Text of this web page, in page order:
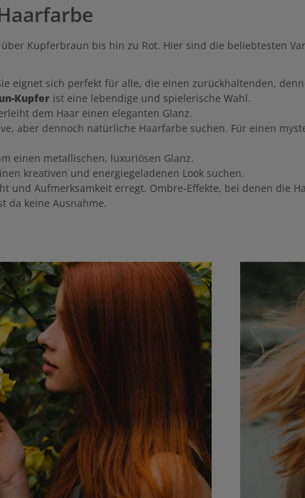
Kupferbraun bis hin zu Rot. Hier sind die beliebtesten
eignet sich perfekt für alle, die einen zurückhaltenden,
Kupfer ist eine lebendige und spielerische Wahl.
dem Haar einen eleganten Glanz.
aber dennoch natürliche Haarfarbe suchen. Für einen
einen metallischen, luxuriösen Glanz.
kreativen und energiegeladenen Look suchen.
und Aufmerksamkeit erregt. Ombre-Effekte, bei denen die
da keine Ausnahme.